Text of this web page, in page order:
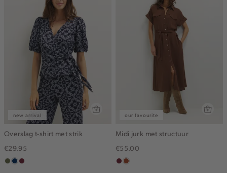
new arrival
Overslag t-shirt met strik
€29.95
groen,
donkerblauw
brique
our favourite
Midi jurk met structuur
€55.00
bordeaux
bruin